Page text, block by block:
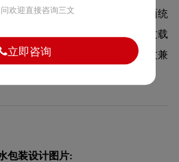
息，字体大小有最低要求；⑤多面统
风格需统一协调；⑥避免信息过载
有内容都堆在包装上；⑦中英文兼
中文和英文信息排版。
包装设计图片:
欢迎直接咨询三文
立即咨询